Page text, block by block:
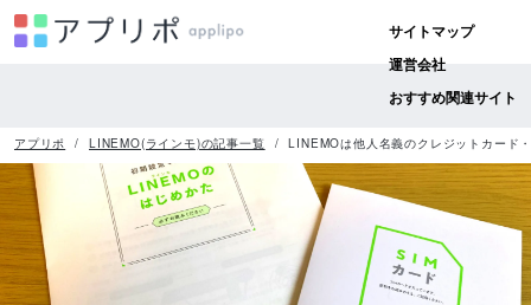
サイトマップ
運営会社
おすすめ関連サイト
アプリポ LINEMO(ラインモ)の記事一覧 LINEMOは他人名義のクレジットカード